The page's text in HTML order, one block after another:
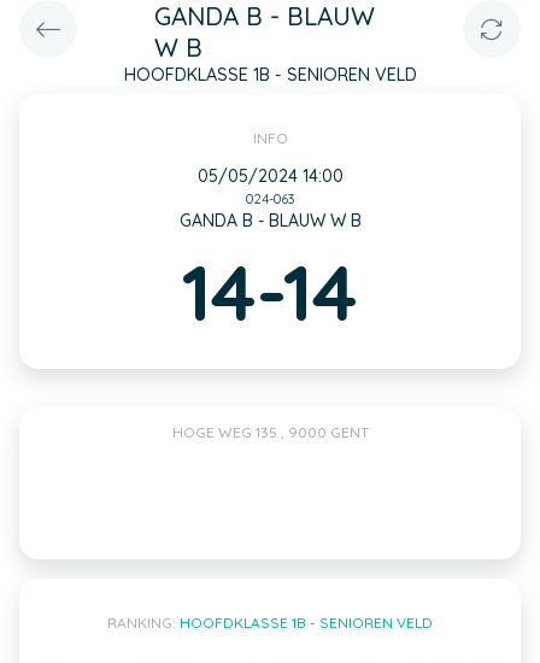
GANDA B - BLAUW
W B
HOOFDKLASSE 1B - SENIOREN VELD
INFO
05/05/2024 14:00
024-063
GANDA B - BLAUW W B
14-14
HOGE WEG 135 , 9000 GENT
RANKING: HOOFDKLASSE 1B - SENIOREN VELD